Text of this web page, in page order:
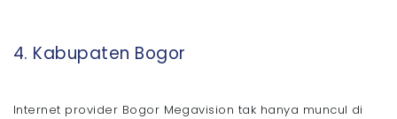
4. Kabupaten Bogor
Internet provider Bogor Megavision tak hanya muncul di